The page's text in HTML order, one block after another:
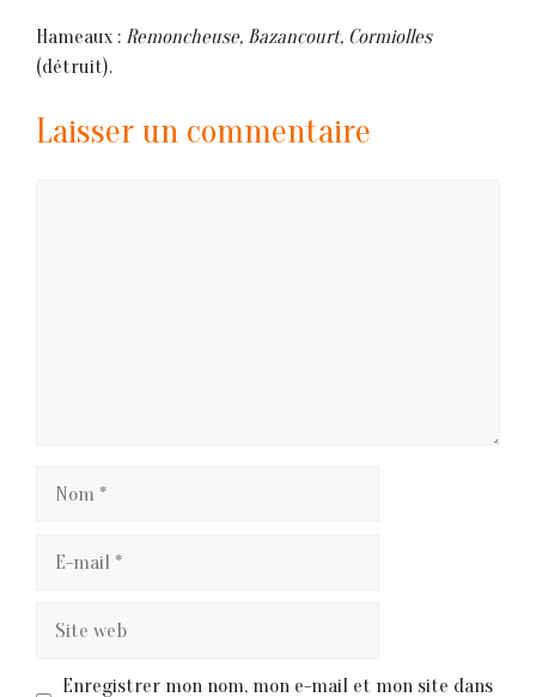
Hameaux : Remoncheuse, Bazancourt, Cormiolles
(détruit).
Laisser un commentaire
Enregistrer mon nom, mon e-mail et mon site dans